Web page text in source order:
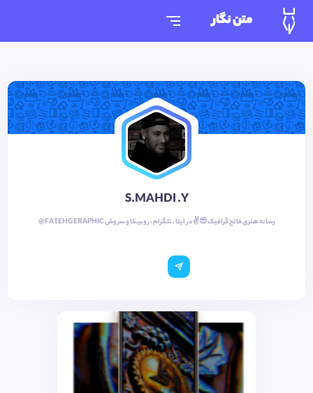
متن نگار
S.MAHDI .Y
رسانه هنری فاتح گرافیک 😎✌️ در ایتا ، تلگرام ، روبیکا و سروش FATEHGERAPHIC@